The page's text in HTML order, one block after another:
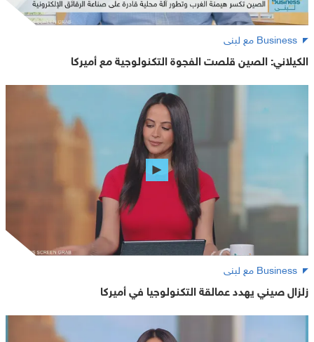
Business مع لبنى
الكيلاني: الصين قلصت الفجوة التكنولوجية مع أميركا
Business مع لبنى
زلزال صيني يهدد عمالقة التكنولوجيا في أميركا